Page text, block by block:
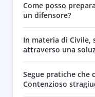
Come posso
un difensore?
In materia di Civile,
attraverso una
Segue pratiche che
Contenzioso